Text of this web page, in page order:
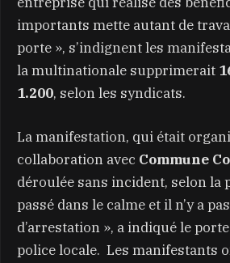
importants mette autant de
porte », s’indignent les
la multinationale supprimerait
1.200, selon les syndicats.
La manifestation, qui était
collaboration avec Commune
déroulée sans incident, selon la
passé dans le calme et il n’y a
d’arrestation », a indiqué le
police locale. Les manifestants